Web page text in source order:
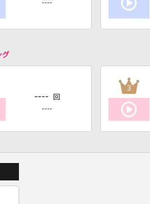
----
グ
---- 回
----
3